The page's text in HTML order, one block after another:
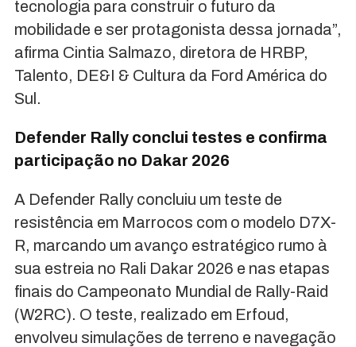
tecnologia para construir o futuro da
mobilidade e ser protagonista dessa jornada”,
afirma Cintia Salmazo, diretora de HRBP,
Talento, DE&I & Cultura da Ford América do
Sul.
Defender Rally conclui testes e confirma
participação no Dakar 2026
A Defender Rally concluiu um teste de
resistência em Marrocos com o modelo D7X-
R, marcando um avanço estratégico rumo à
sua estreia no Rali Dakar 2026 e nas etapas
finais do Campeonato Mundial de Rally-Raid
(W2RC). O teste, realizado em Erfoud,
envolveu simulações de terreno e navegação